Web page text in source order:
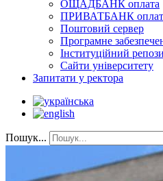
ОЩАДБАНК оплата
ПРИВАТБАНК
Поштовий сервер
Програмне
Інституційний
Сайти університету
Запитати у ректора
Пошук...